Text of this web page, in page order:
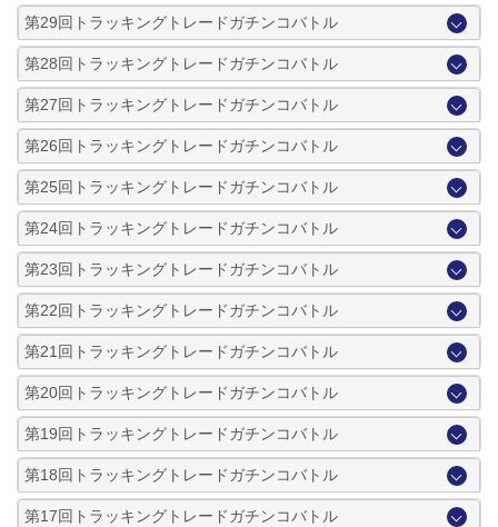
第29回トラッキングトレードガチンコバトル
第28回トラッキングトレードガチンコバトル
第27回トラッキングトレードガチンコバトル
第26回トラッキングトレードガチンコバトル
第25回トラッキングトレードガチンコバトル
第24回トラッキングトレードガチンコバトル
第23回トラッキングトレードガチンコバトル
第22回トラッキングトレードガチンコバトル
第21回トラッキングトレードガチンコバトル
第20回トラッキングトレードガチンコバトル
第19回トラッキングトレードガチンコバトル
第18回トラッキングトレードガチンコバトル
第17回トラッキングトレードガチンコバトル